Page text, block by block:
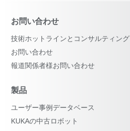
お問い合わせ
技術ホットラインとコンサルティング
お問い合わせ
報道関係者様お問い合わせ
製品
ユーザー事例データベース
KUKAの中古ロボット